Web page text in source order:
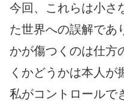
今回、これらは小さ
た世界への誤解であ
かが傷つくのは仕方
くかどうかは本人が
私がコントロールで